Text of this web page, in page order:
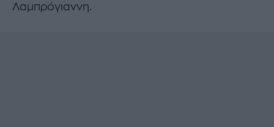
Λαμπρόγιαννη.